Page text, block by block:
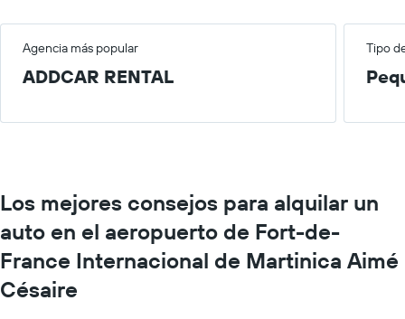
Agencia más popular Tipo
ADDCAR RENTAL
Los mejores consejos para alquilar un
auto en el aeropuerto de Fort-de-
France Internacional de Martinica Aimé
Césaire